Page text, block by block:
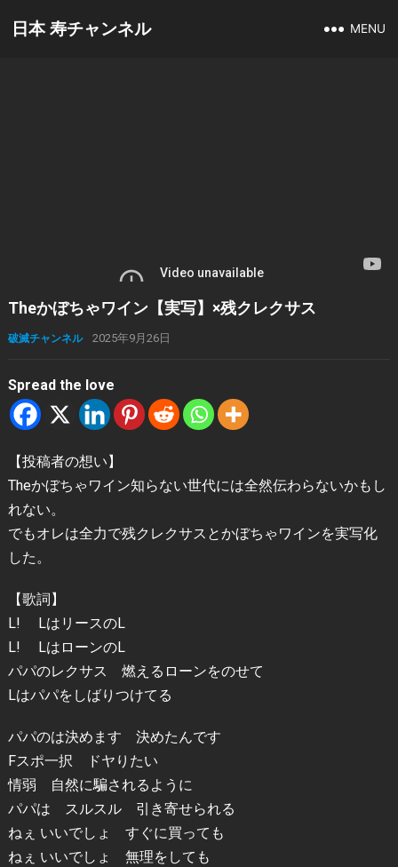
日本 寿チャンネル MENU
Theかぼちゃワイン【実写】×残クレクサス
破滅チャンネル 2025年9月26日
Spread the love
【投稿者の想い】
Theかぼちゃワイン知らない世代には全然伝わらないかもし
れない。
でもオレは全力で残クレクサスとかぼちゃワインを実写化
した。
【歌詞】
L! LはリースのL
L! LはローンのL
パパのレクサス 燃えるローンをのせて
Lはパパをしばりつけてる
パパのは決めます 決めたんです
Fスポ一択 ドヤりたい
情弱 自然に騙されるように
パパは スルスル 引き寄せられる
ねぇ いいでしょ すぐに買っても
ねぇ いいでしょ 無理をしても